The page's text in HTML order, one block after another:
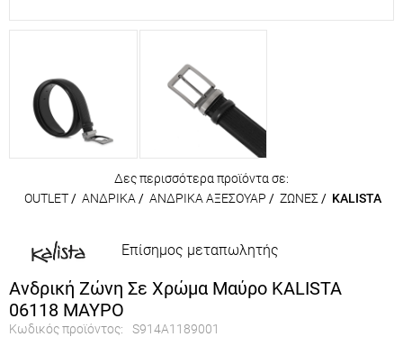
Δες περισσότερα προϊόντα σε:
OUTLET / ΑΝΔΡΙΚΑ / ΑΝΔΡΙΚΑ ΑΞΕΣΟΥΑΡ / ΖΩΝΕΣ / KALISTA
Επίσημος μεταπωλητής
Ανδρική Ζώνη Σε Χρώμα Μαύρο KALISTA
06118 ΜΑΥΡΟ
Κωδικός προϊόντος:
S914A1189001